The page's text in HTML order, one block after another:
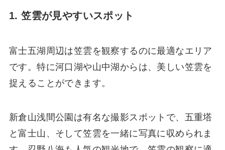
1. 笠雲が見やすいスポット
富士五湖周辺は笠雲を観察するのに最適なエリア
です。特に河口湖や山中湖からは、美しい笠雲を
捉えることができます。
新倉山浅間公園は有名な撮影スポットで、五重塔
と富士山、そして笠雲を一緒に写真に収められま